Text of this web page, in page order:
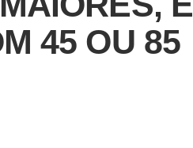
45 OU 85